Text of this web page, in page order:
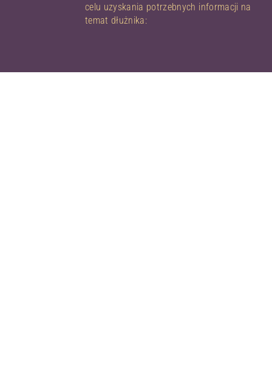
celu uzyskania potrzebnych informacji na
temat dłużnika: